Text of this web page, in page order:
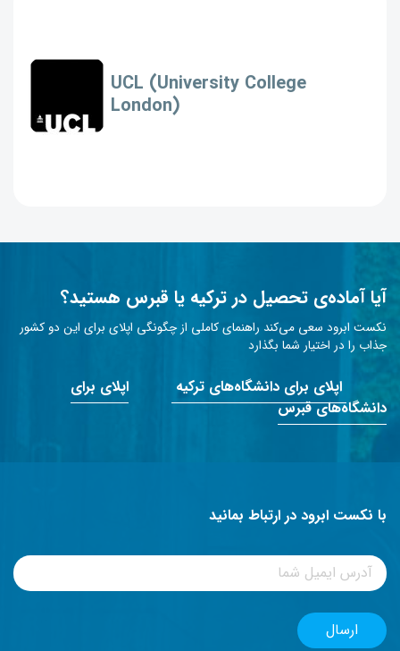
UCL (University College
London)
آیا آماده‌ی تحصیل در ترکیه یا قبرس هستید؟
نکست ابرود سعی می‌کند راهنمای کاملی از چگونگی اپلای برای این دو کشور
جذاب را در اختیار شما بگذارد
اپلای برای دانشگاه‌های ترکیه
اپلای برای
دانشگاه‌های قبرس
با نکست ابرود در ارتباط بمانید